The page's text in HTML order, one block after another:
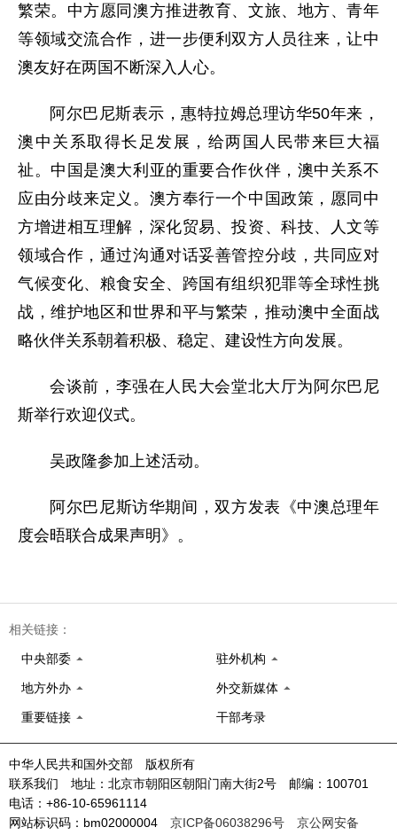
繁荣。中方愿同澳方推进教育、文旅、地方、青年
等领域交流合作，进一步便利双方人员往来，让中
澳友好在两国不断深入人心。
阿尔巴尼斯表示，惠特拉姆总理访华50年来，
澳中关系取得长足发展，给两国人民带来巨大福
祉。中国是澳大利亚的重要合作伙伴，澳中关系不
应由分歧来定义。澳方奉行一个中国政策，愿同中
方增进相互理解，深化贸易、投资、科技、人文等
领域合作，通过沟通对话妥善管控分歧，共同应对
气候变化、粮食安全、跨国有组织犯罪等全球性挑
战，维护地区和世界和平与繁荣，推动澳中全面战
略伙伴关系朝着积极、稳定、建设性方向发展。
会谈前，李强在人民大会堂北大厅为阿尔巴尼
斯举行欢迎仪式。
吴政隆参加上述活动。
阿尔巴尼斯访华期间，双方发表《中澳总理年
度会晤联合成果声明》。
相关链接：
中央部委 驻外机构
地方外办 外交新媒体
重要链接 干部考录
中华人民共和国外交部 版权所有
联系我们 地址：北京市朝阳区朝阳门南大街2号 邮编：100701
电话：+86-10-65961114
网站标识码：bm02000004 京ICP备06038296号
京公网安备